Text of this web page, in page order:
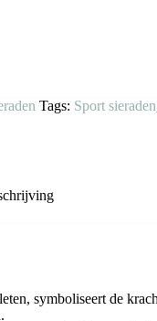
Tags: Sport sieraden
symboliseert de